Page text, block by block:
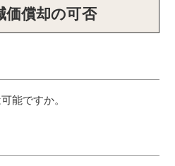
価償却の可否
能ですか。